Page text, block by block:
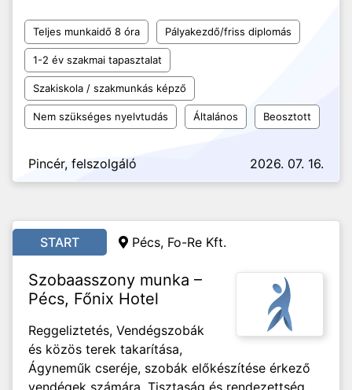
Teljes munkaidő 8 óra Pályakezdő/friss diplomás
1-2 év szakmai tapasztalat
Szakiskola / szakmunkás képző
Nem szükséges nyelvtudás Általános Beosztott
Pincér, felszolgáló 2026. 07. 16.
START Pécs, Fo-Re Kft.
Szobaasszony munka –
Pécs, Főnix Hotel
Reggeliztetés, Vendégszobák
és közös terek takarítása,
Ágyneműk cseréje, szobák előkészítése érkező
vendégek számára, Tisztaság és rendezettség